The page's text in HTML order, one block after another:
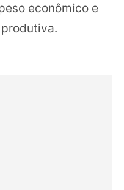
econômico e